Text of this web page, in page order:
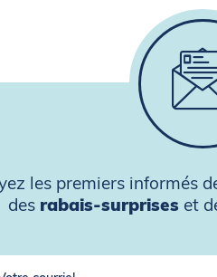
les premiers informés
des rabais-surprises et